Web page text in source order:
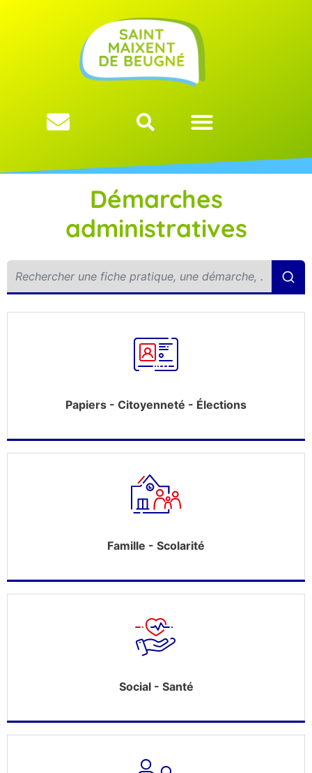
Démarches
administratives
Papiers - Citoyenneté - Élections
Famille - Scolarité
Social - Santé